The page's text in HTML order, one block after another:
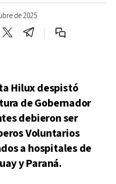
de 2025
Hilux despistó
de Gobernador
debieron ser
Voluntarios
a hospitales de
y Paraná.